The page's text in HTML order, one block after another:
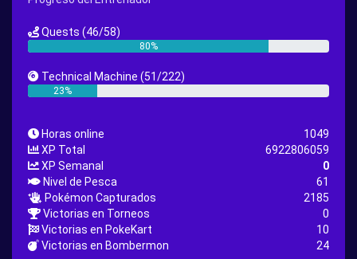
New Continent Quest pt.1 New Continent Quest pt.2
First Shiny Quest
Nature Backpack Quest
Lucario Quest
Snowboard Outfit Quest
Boost Stone
Primeiros 251 Pokemons na Pokedex
Quests (46/58)
80%
Technical Machine (51/222)
23%
Horas online
1049
XP Total
6922806059
XP Semanal
0
Nivel de Pesca
61
Pokémon Capturados
2185
Victorias en Torneos
0
Victorias en PokeKart
10
Victorias en Bombermon
24